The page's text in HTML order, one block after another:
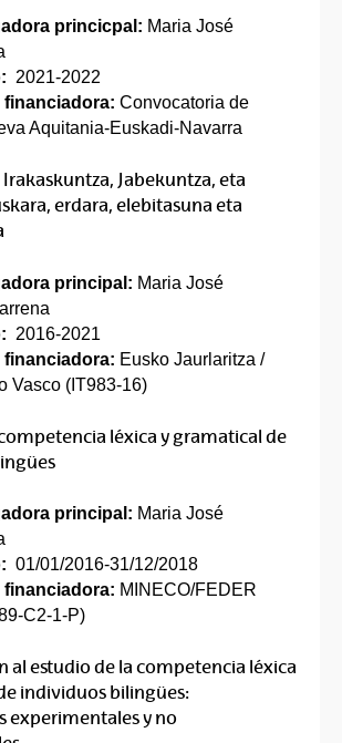
princicpal: Maria José
2021-2022
financiadora: Convocatoria de
Aquitania-Euskadi-Navarra
Jabekuntza, eta
erdara, elebitasuna eta
principal: Maria José
2016-2021
financiadora: Eusko Jaurlaritza /
Vasco (IT983-16)
léxica y gramatical de
principal: Maria José
01/01/2016-31/12/2018
financiadora: MINECO/FEDER
C2-1-P)
al estudio de la competencia léxica
individuos bilingües:
experimentales y no